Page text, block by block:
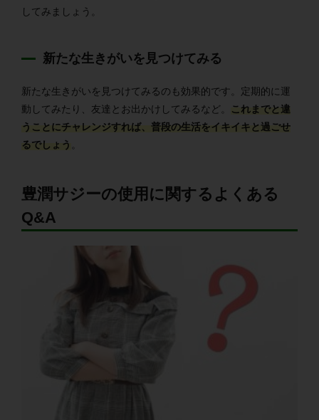
してみましょう。
新たな生きがいを見つけてみる
新たな生きがいを見つけてみるのも効果的です。定期的に運
動してみたり、友達とお出かけしてみるなど。
これまでと違
うことにチャレンジすれば、普段の生活をイキイキと過ごせ
るでしょう
豊潤サジーの使用に関するよくある
Q&A